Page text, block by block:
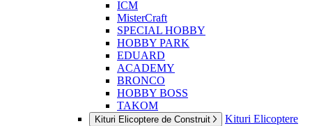
ICM
MisterCraft
SPECIAL HOBBY
HOBBY PARK
EDUARD
ACADEMY
BRONCO
HOBBY BOSS
TAKOM
Kituri Elicoptere de Construit
Kituri Elicoptere